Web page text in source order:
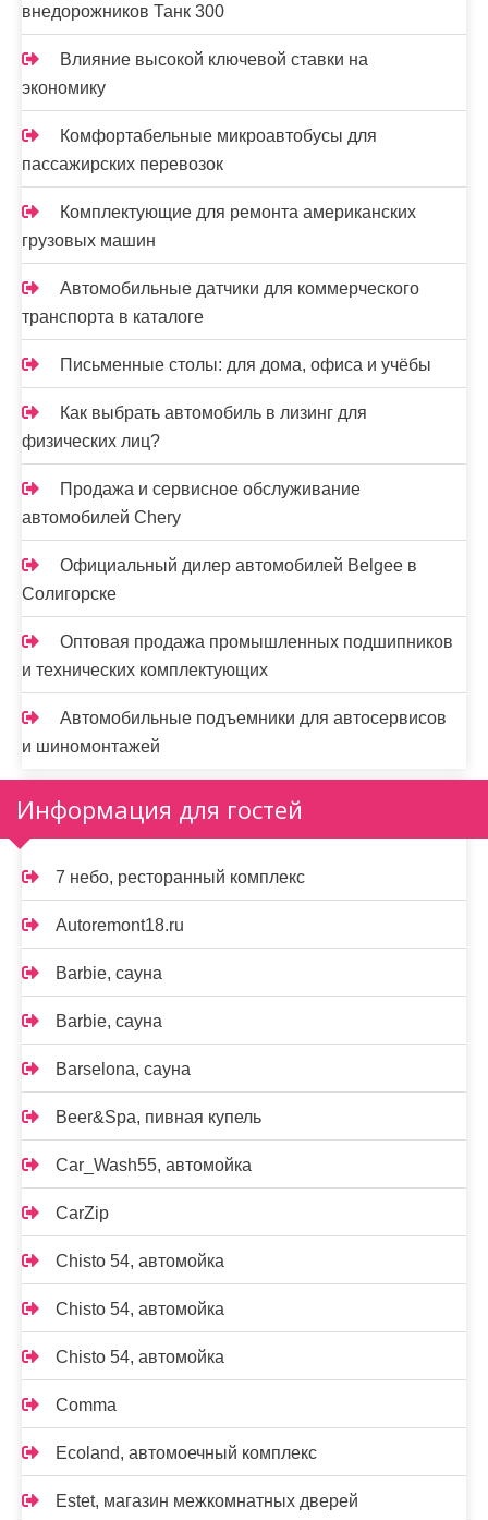
м
внедорожников Танк 300
Влияние высокой ключевой ставки на
экономику
Комфортабельные микроавтобусы для
пассажирских перевозок
Комплектующие для ремонта американских
грузовых машин
Автомобильные датчики для коммерческого
транспорта в каталоге
Письменные столы: для дома, офиса и учёбы
Как выбрать автомобиль в лизинг для
физических лиц?
Продажа и сервисное обслуживание
автомобилей Chery
Официальный дилер автомобилей Belgee в
Солигорске
Оптовая продажа промышленных подшипников
и технических комплектующих
Автомобильные подъемники для автосервисов
и шиномонтажей
Информация для гостей
7 небо, ресторанный комплекс
Autoremont18.ru
Barbie, сауна
Barbie, сауна
Barselona, сауна
Beer&Spa, пивная купель
Car_Wash55, автомойка
CarZip
Chisto 54, автомойка
Chisto 54, автомойка
Chisto 54, автомойка
Comma
Ecoland, автомоечный комплекс
Estet, магазин межкомнатных дверей